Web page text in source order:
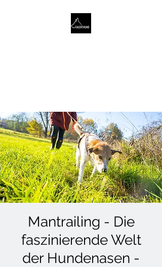
Mantrailing - Die
faszinierende Welt
der Hundenasen -